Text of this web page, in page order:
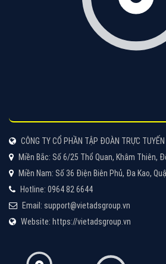
CÔNG TY CỔ PHẦN TẬP ĐOÀN TRỰC
Miền Bắc: Số 6/25 Thổ Quan, Khâm Thiên,
Miền Nam: Số 36 Điện Biên Phủ, Đa Kao,
Hotline: 0964 82 6644
Email: support@vietadsgroup.vn
Website: https://vietadsgroup.vn